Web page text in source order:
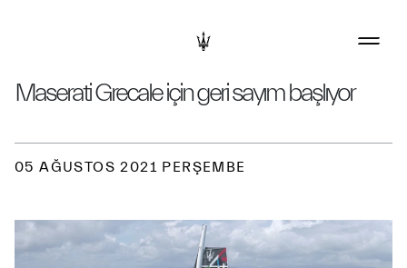
Maserati Grecale için geri sayım başlıyor
05 AĞUSTOS 2021 PERŞEMBE